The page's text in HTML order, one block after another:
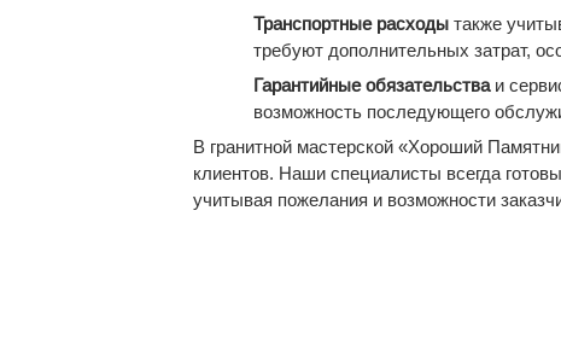
Транспортные расходы также
требуют дополнительных затрат,
Гарантийные обязательстваи
возможность последующего
В гранитной мастерской «Хороший
клиентов. Наши специалисты всегда
учитывая пожелания и возможности